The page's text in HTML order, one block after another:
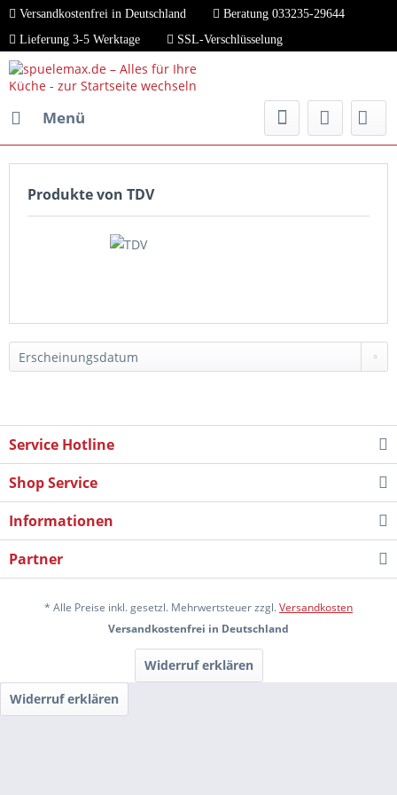
Versandkostenfrei in Deutschland
Beratung 033235-29644
Lieferung 3-5 Werktage
SSL-Verschlüsselung
Menü
Produkte von TDV
Service Hotline
Shop Service
Informationen
Partner
* Alle Preise inkl. gesetzl. Mehrwertsteuer zzgl.Versandkosten
Versandkostenfrei in Deutschland
Widerruf erklären
Widerruf erklären